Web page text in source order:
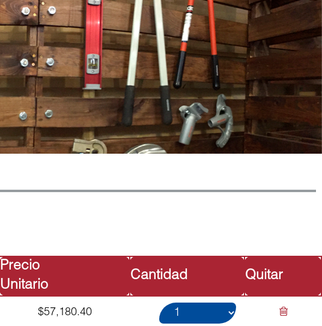
Precio
Unitario
Cantidad Quitar
$57,180.40